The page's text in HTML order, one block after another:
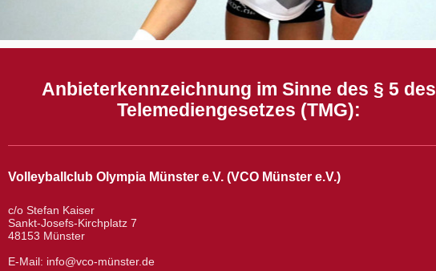
Anbieterkennzeichnung im Sinne des § 5 des
Telemediengesetzes (TMG):
Volleyballclub Olympia Münster e.V. (VCO Münster e.V.)
c/o Stefan Kaiser
Sankt-Josefs-Kirchplatz 7
48153 Münster
E-Mail: info@vco-münster.de